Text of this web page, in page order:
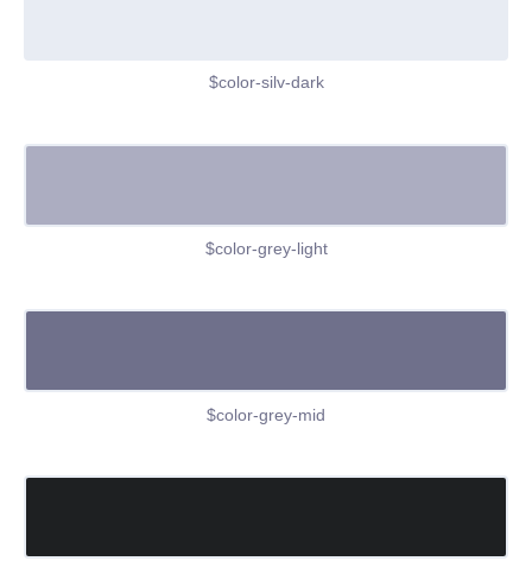
$color-silv-dark
$color-grey-light
$color-grey-mid